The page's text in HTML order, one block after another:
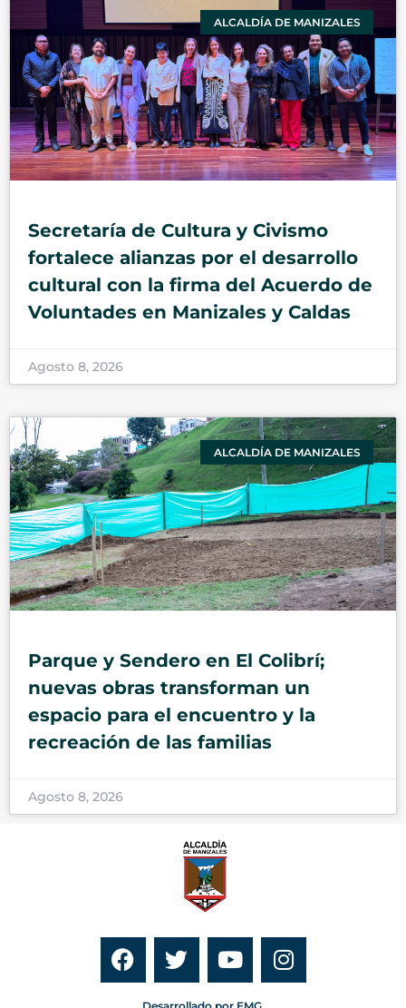
ALCALDÍA DE MANIZALES
Secretaría de Cultura y Civismo
fortalece alianzas por el desarrollo
cultural con la firma del Acuerdo de
Voluntades en Manizales y Caldas
Agosto 8, 2026
ALCALDÍA DE MANIZALES
Parque y Sendero en El Colibrí;
nuevas obras transforman un
espacio para el encuentro y la
recreación de las familias
Agosto 8, 2026